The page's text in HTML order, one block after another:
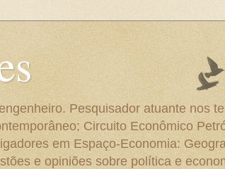
Pesquisador atuante nos
Circuito Econômico
em Espaço-Economia:
e opiniões sobre política e